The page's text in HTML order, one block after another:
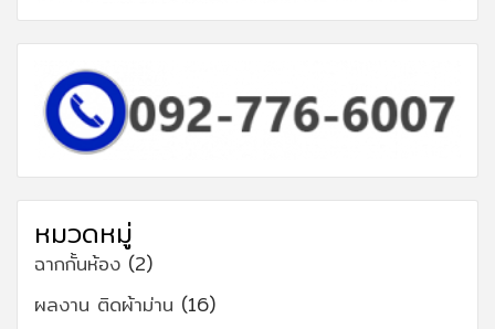
หมวดหมู่
ฉากกั้นห้อง (2)
ผลงาน ติดผ้าม่าน (16)